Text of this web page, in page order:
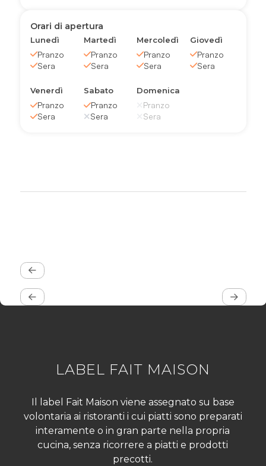
Orari di apertura
Lunedì
Pranzo
Sera
Martedì
Pranzo
Sera
Mercoledì
Pranzo
Sera
Giovedì
Pranzo
Sera
Venerdì
Pranzo
Sera
Sabato
Pranzo
Sera
Domenica
Pranzo
Sera
LABEL FAIT MAISON
Il label Fait Maison viene assegnato su base
volontaria ai ristoranti i cui piatti sono preparati
interamente o in gran parte nella propria
cucina, senza ricorrere a piatti e prodotti
precotti.